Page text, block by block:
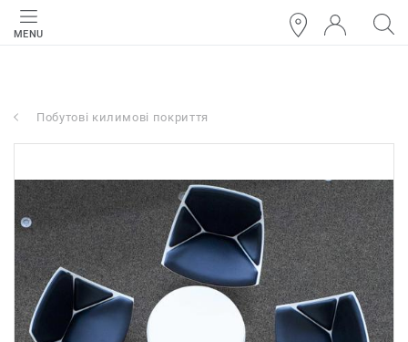
MENU
Побутові килимові покриття